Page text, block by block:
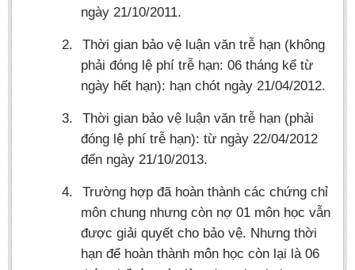
Vietnamese and Japanese Literature Viewed from an East Asian
To Build a Standard Orthography in Schools and the Media
80 Years of New Poetry and the Self-Reliant Literary Group
Alumni Association
Scholarship Fund
STUDENT ACTIVITIES
Literature Club
Calligraphy Club
ngày 21/10/2011.
2.
Thời gian bảo vệ luận văn trễ hạn (không
phải đóng lệ phí trễ hạn: 06 tháng kể từ
ngày hết hạn): hạn chót ngày 21/04/2012.
3.
Thời gian bảo vệ luận văn trễ hạn (phải
đóng lệ phí trễ hạn): từ ngày 22/04/2012
đến ngày 21/10/2013.
4.
Trường hợp đã hoàn thành các chứng chỉ
môn chung nhưng còn nợ 01 môn học vẫn
được giải quyết cho bảo vệ. Nhưng thời
hạn để hoàn thành môn học còn lại là 06